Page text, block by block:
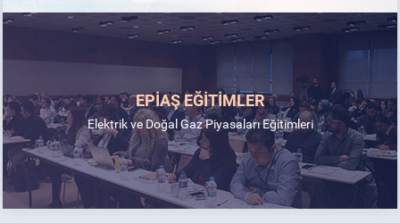
EPİAŞ EĞİTİMLER
Elektrik ve Doğal Gaz Piyasaları Eğitimleri